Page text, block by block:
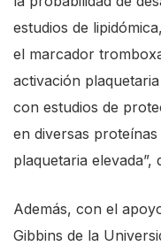
estudios de
el marcador
activación
con estudios de
en diversas
plaquetaria elevada”,
Además, con el
Gibbins de la